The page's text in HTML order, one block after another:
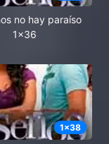
no hay paraíso
1x36
1x38